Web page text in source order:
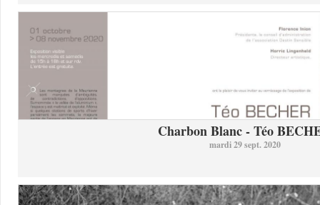
Charbon Blanc - Téo
mardi 29 sept. 2020